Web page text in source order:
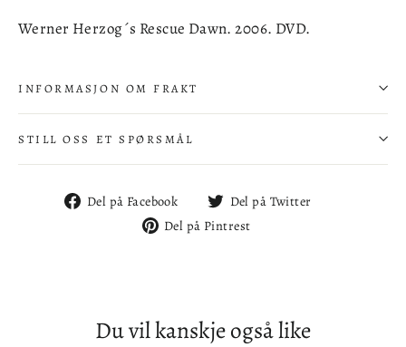
Werner Herzog´s Rescue Dawn. 2006. DVD.
INFORMASJON OM FRAKT
STILL OSS ET SPØRSMÅL
Del på Facebook
Del
på
Del på Twitter
Del på Pintrest
Du vil kanskje også like